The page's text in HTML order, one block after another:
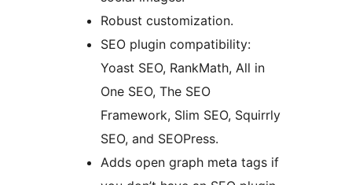
Robust customization.
SEO plugin compatibility:
Yoast SEO, RankMath, All in
One SEO, The SEO
Framework, Slim SEO, Squirrly
SEO, and SEOPress.
Adds open graph meta tags if